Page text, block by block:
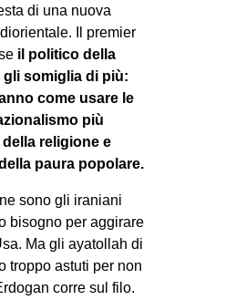
bsky
ms
SEARCH
di una nuova
Il premier
il politico della
gli somiglia di più:
come usare le
più
religione e
paura popolare.
sono gli iraniani
bisogno per aggirare
Ma gli ayatollah di
troppo astuti per non
corre sul filo.